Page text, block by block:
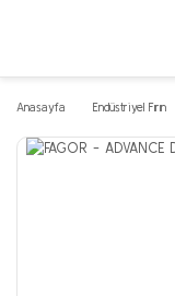
Anasayfa Endüstriyel Fırın